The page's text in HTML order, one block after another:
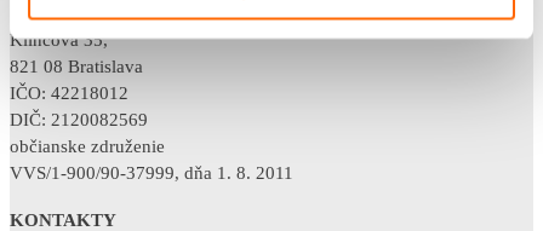
Klincová 35,
821 08 Bratislava
IČO: 42218012
DIČ: 2120082569
občianske združenie
VVS/1-900/90-37999, dňa 1. 8. 2011
KONTAKTY